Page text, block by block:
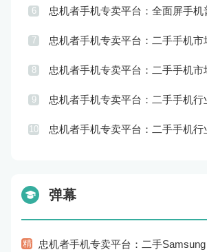
6 忠机者手机专卖平台：全面屏手
7
8
9
10
弹幕
精 忠机者手机专卖平台：二手Samsung Galaxy